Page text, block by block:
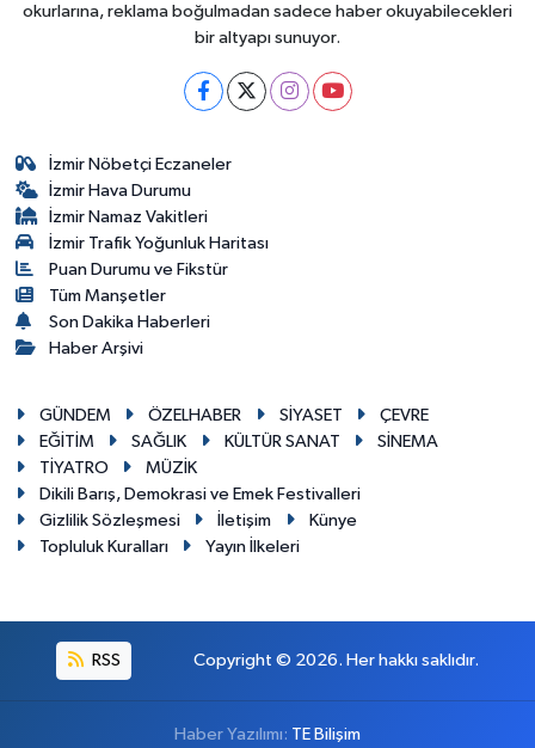
okurlarına, reklama boğulmadan sadece haber okuyabilecekleri
bir altyapı sunuyor.
İzmir Nöbetçi Eczaneler
İzmir Hava Durumu
İzmir Namaz Vakitleri
İzmir Trafik Yoğunluk Haritası
Puan Durumu ve Fikstür
Tüm Manşetler
Son Dakika Haberleri
Haber Arşivi
GÜNDEM ÖZELHABER SİYASET
ÇEVRE
EĞİTİM
SAĞLIK KÜLTÜR SANAT
SİNEMA
TİYATRO
MÜZİK
Dikili Barış, Demokrasi ve Emek Festivalleri
Gizlilik Sözleşmesi
İletişim
Künye
Topluluk Kuralları
Yayın İlkeleri
RSS Copyright © 2026. Her hakkı saklıdır.
Haber Yazılımı: TE Bilişim